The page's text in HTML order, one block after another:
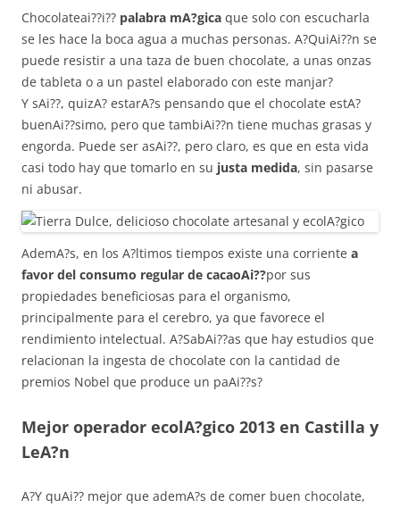
Chocolateai??i?? palabra mA?gica que solo con escucharla
se les hace la boca agua a muchas personas. A?QuiAi??n se
puede resistir a una taza de buen chocolate, a unas onzas
de tableta o a un pastel elaborado con este manjar?
Y sAi??, quizA? estarA?s pensando que el chocolate estA?
buenAi??simo, pero que tambiAi??n tiene muchas grasas y
engorda. Puede ser asAi??, pero claro, es que en esta vida
casi todo hay que tomarlo en su justa medida, sin pasarse
ni abusar.
AdemA?s, en los A?ltimos tiempos existe una corriente a
favor del consumo regular de cacaoAi??por sus
propiedades beneficiosas para el organismo,
principalmente para el cerebro, ya que favorece el
rendimiento intelectual. A?SabAi??as que hay estudios que
relacionan la ingesta de chocolate con la cantidad de
premios Nobel que produce un paAi??s?
Mejor operador ecolA?gico 2013 en Castilla y
LeA?n
A?Y quAi?? mejor que ademA?s de comer buen chocolate,